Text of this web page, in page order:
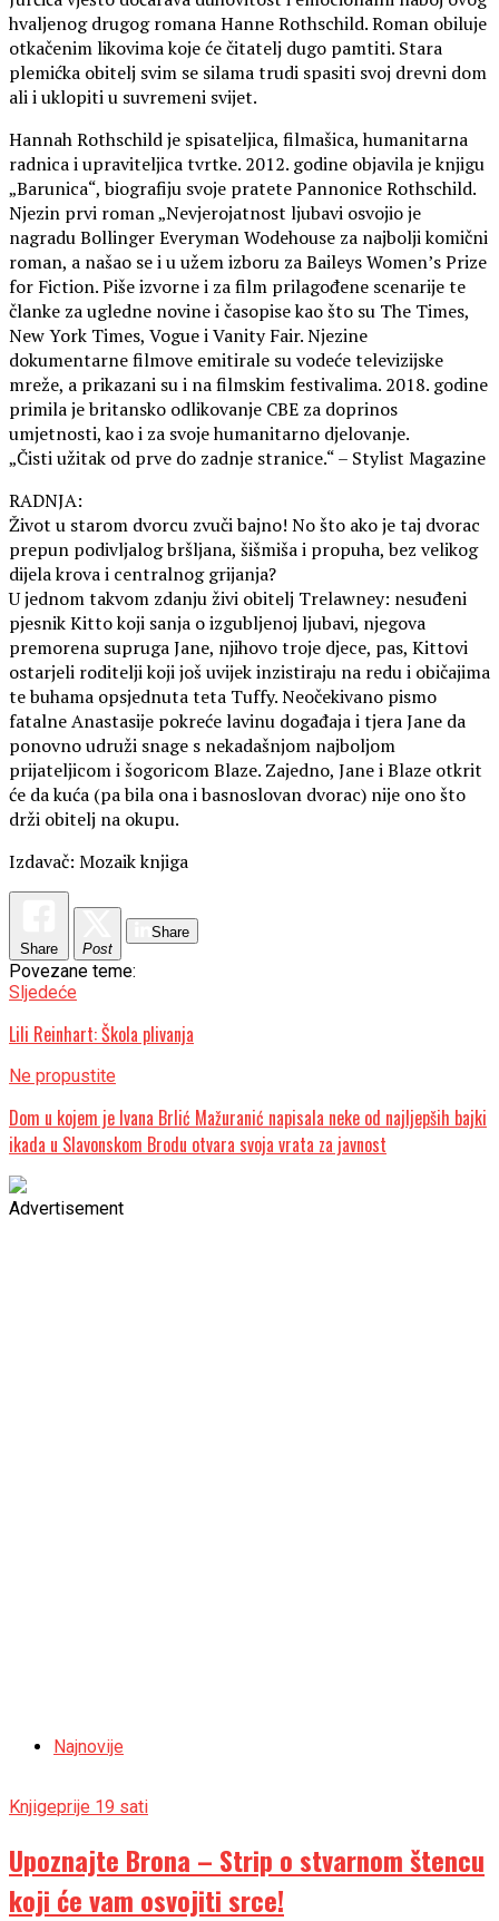
hvaljenog drugog romana Hanne Rothschild. Roman obiluje
otkačenim likovima koje će čitatelj dugo pamtiti. Stara
plemićka obitelj svim se silama trudi spasiti svoj drevni dom
ali i uklopiti u suvremeni svijet.
Hannah Rothschild je spisateljica, filmašica, humanitarna
radnica i upraviteljica tvrtke. 2012. godine objavila je knjigu
„Barunica“, biografiju svoje pratete Pannonice Rothschild.
Njezin prvi roman „Nevjerojatnost ljubavi osvojio je
nagradu Bollinger Everyman Wodehouse za najbolji komični
roman, a našao se i u užem izboru za Baileys Womenʼs Prize
for Fiction. Piše izvorne i za film prilagođene scenarije te
članke za ugledne novine i časopise kao što su The Times,
New York Times, Vogue i Vanity Fair. Njezine
dokumentarne filmove emitirale su vodeće televizijske
mreže, a prikazani su i na filmskim festivalima. 2018. godine
primila je britansko odlikovanje CBE za doprinos
umjetnosti, kao i za svoje humanitarno djelovanje.
„Čisti užitak od prve do zadnje stranice.“ – Stylist Magazine
RADNJA:
Život u starom dvorcu zvuči bajno! No što ako je taj dvorac
prepun podivljalog bršljana, šišmiša i propuha, bez velikog
dijela krova i centralnog grijanja?
U jednom takvom zdanju živi obitelj Trelawney: nesuđeni
pjesnik Kitto koji sanja o izgubljenoj ljubavi, njegova
premorena supruga Jane, njihovo troje djece, pas, Kittovi
ostarjeli roditelji koji još uvijek inzistiraju na redu i običajima
te buhama opsjednuta teta Tuffy. Neočekivano pismo
fatalne Anastasije pokreće lavinu događaja i tjera Jane da
ponovno udruži snage s nekadašnjom najboljom
prijateljicom i šogoricom Blaze. Zajedno, Jane i Blaze otkrit
će da kuća (pa bila ona i basnoslovan dvorac) nije ono što
drži obitelj na okupu.
Izdavač: Mozaik knjiga
Share Post
Share
Povezane teme:
Sljedeće
Lili Reinhart: Škola plivanja
Ne propustite
Dom u kojem je Ivana Brlić Mažuranić napisala neke od najljepših bajki
ikada u Slavonskom Brodu otvara svoja vrata za javnost
Advertisement
Najnovije
Knjigeprije 19 sati
Upoznajte Brona – Strip o stvarnom štencu
koji će vam osvojiti srce!